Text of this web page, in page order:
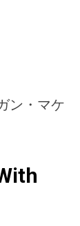
ン・マケ